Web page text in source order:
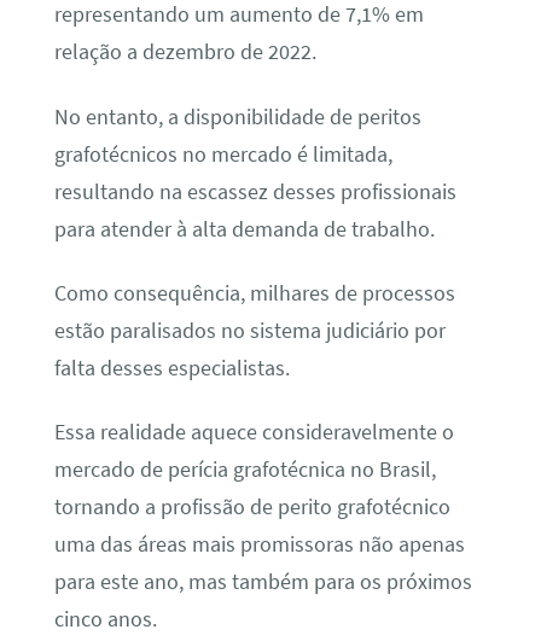
representando um aumento de 7,1% em
relação a dezembro de 2022.
No entanto, a disponibilidade de peritos
grafotécnicos no mercado é limitada,
resultando na escassez desses profissionais
para atender à alta demanda de trabalho.
Como consequência, milhares de processos
estão paralisados no sistema judiciário por
falta desses especialistas.
Essa realidade aquece consideravelmente o
mercado de perícia grafotécnica no Brasil,
tornando a profissão de perito grafotécnico
uma das áreas mais promissoras não apenas
para este ano, mas também para os próximos
cinco anos.